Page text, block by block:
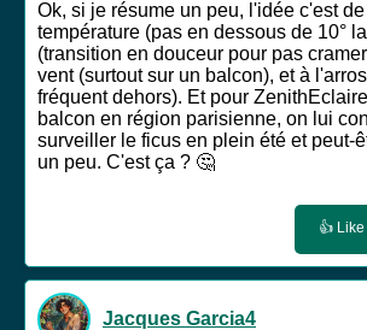
Ok, si je résume un peu, l'idée c'est
température (pas en dessous de 10°
(transition en douceur pour pas
vent (surtout sur un balcon), et à
fréquent dehors). Et pour
balcon en région parisienne, on lui
surveiller le ficus en plein été et peut-
un peu. C'est ça ? 🤔
👍 Like
Jacques Garcia4